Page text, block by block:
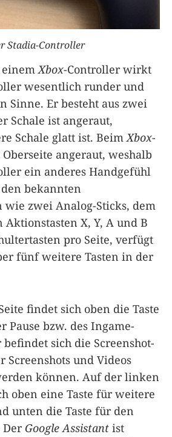
Stadia-Controller
einemXbox-Controller wirkt
wesentlich runder und
Sinne. Er besteht aus zwei
Schale ist angeraut,
Schale glatt ist. BeimXbox-
angeraut, weshalb
ein anderes Handgefühl
bekannten
wie zwei Analog-Sticks, dem
X, Y, A und B
pro Seite, verfügt
fünf weitere Tasten in der
findet sich oben die Taste
Pause bzw. des Ingame-
sich die Screenshot-
Screenshots und Videos
können. Auf der linken
oben eine Taste für weitere
unten die Taste für den
Der Google Assistant ist